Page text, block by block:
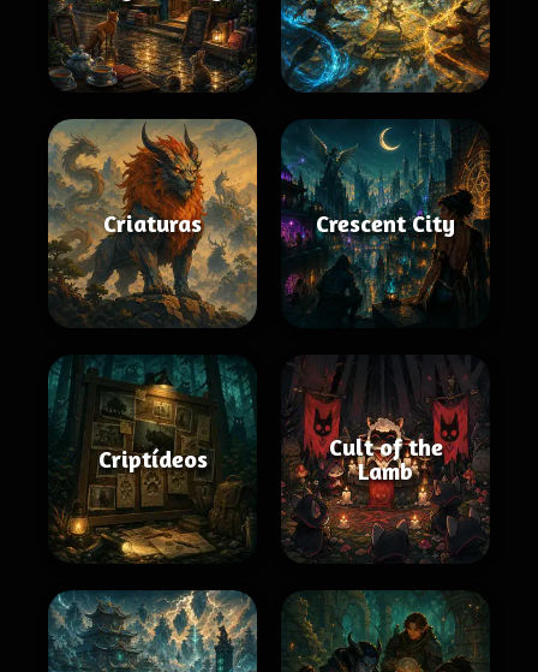
Criaturas Crescent City
Criptídeos
Cult of the
Lamb